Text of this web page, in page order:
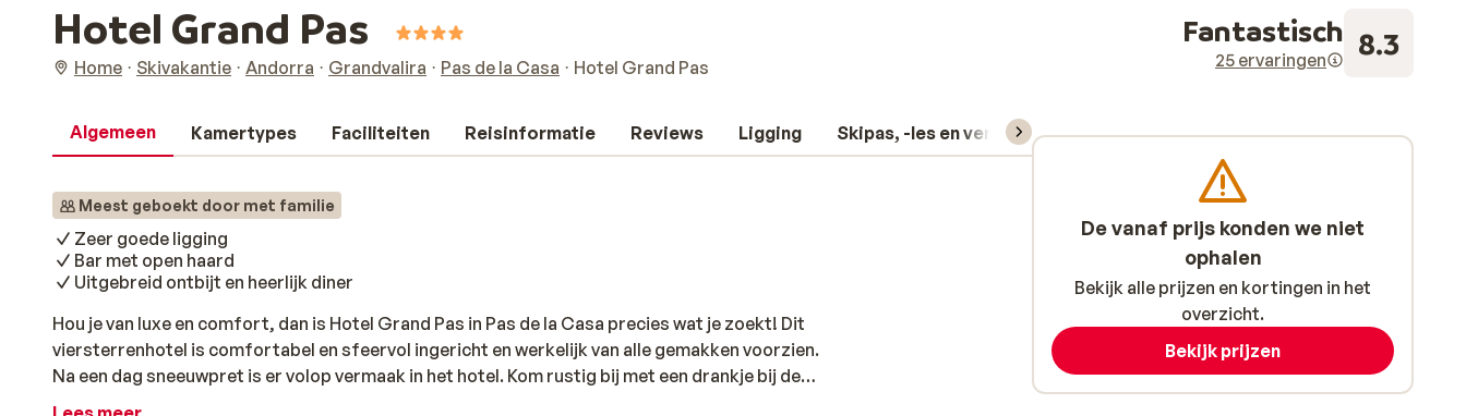
Hotel Grand Pas
Home Skivakantie Andorra Grandvalira Pas de la Casa Hotel Grand Pas
Fantastisch
25 ervaringen 8.3
Algemeen Kamertypes Faciliteiten Reisinformatie Reviews Ligging Skipas, -les en verhuur
Meest geboekt door met familie
Zeer goede ligging
Bar met open haard
Uitgebreid ontbijt en heerlijk diner
Hou je van luxe en comfort, dan is Hotel Grand Pas in Pas de la Casa precies wat je zoekt! Dit
viersterrenhotel is comfortabel en sfeervol ingericht en werkelijk van alle gemakken voorzien.
Na een dag sneeuwpret is er volop vermaak in het hotel. Kom rustig bij met een drankje bij de
open haard in de gezellige lobbybar of geniet van de warmte van de sauna en het zwembad. Ook
De vanaf prijs konden we niet
ophalen
Bekijk alle prijzen en kortingen in het
overzicht.
Bekijk prijzen